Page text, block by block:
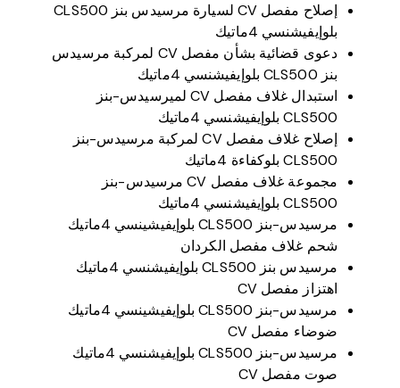
إصلاح مفصل CV لسيارة مرسيدس بنز CLS500
بلوإيفيشنسي 4ماتيك
دعوى قضائية بشأن مفصل CV لمركبة مرسيدس
بنز CLS500 بلوإيفيشنسي 4ماتيك
استبدال غلاف مفصل CV لميرسيدس-بنز
CLS500 بلوإيفيشنسي 4ماتيك
إصلاح غلاف مفصل CV لمركبة مرسيدس-بنز
CLS500 بلوكفاءة 4ماتيك
مجموعة غلاف مفصل CV مرسيدس-بنز
CLS500 بلوإيفيشنسي 4ماتيك
مرسيدس-بنز CLS500 بلوإيفيشينسي 4ماتيك
شحم غلاف مفصل الكردان
مرسيدس بنز CLS500 بلوإيفيشنسي 4ماتيك
اهتزاز مفصل CV
مرسيدس-بنز CLS500 بلوإيفيشينسي 4ماتيك
ضوضاء مفصل CV
مرسيدس-بنز CLS500 بلوإيفيشنسي 4ماتيك
صوت مفصل CV